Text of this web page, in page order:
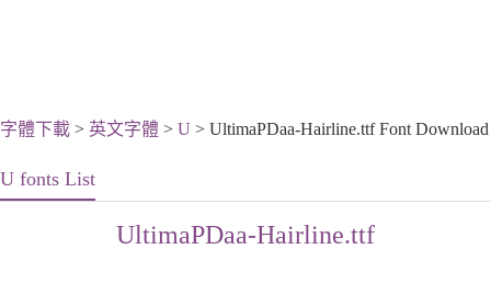
字體下載 > 英文字體 > U > UltimaPDaa-Hairline.ttf Font Download
U fonts List
UltimaPDaa-Hairline.ttf